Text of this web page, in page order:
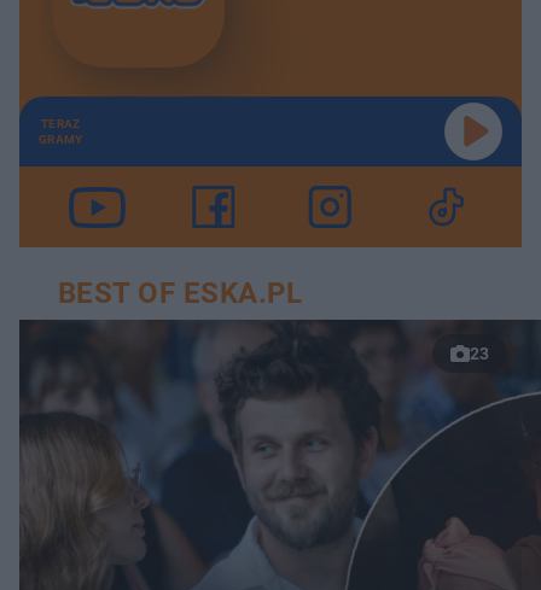
TERAZ
GRAMY
BEST OF ESKA.PL
23